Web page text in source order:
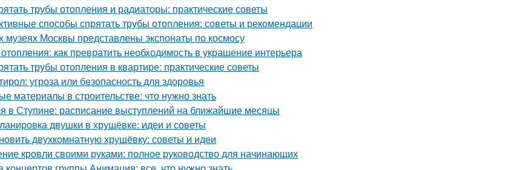
трубы отопления и радиаторы: практические советы
способы спрятать трубы отопления: советы и рекомендации
музеях Москвы представлены экспонаты по космосу
как превратить необходимость в украшение интерьера
трубы отопления в квартире: практические советы
угроза или безопасность для здоровья
материалы в строительстве: что нужно знать
в Ступине: расписание выступлений на ближайшие месяцы
двушки в хрущёвке: идеи и советы
двухкомнатную хрущёвку: советы и идеи
кровли своими руками: полное руководство для начинающих